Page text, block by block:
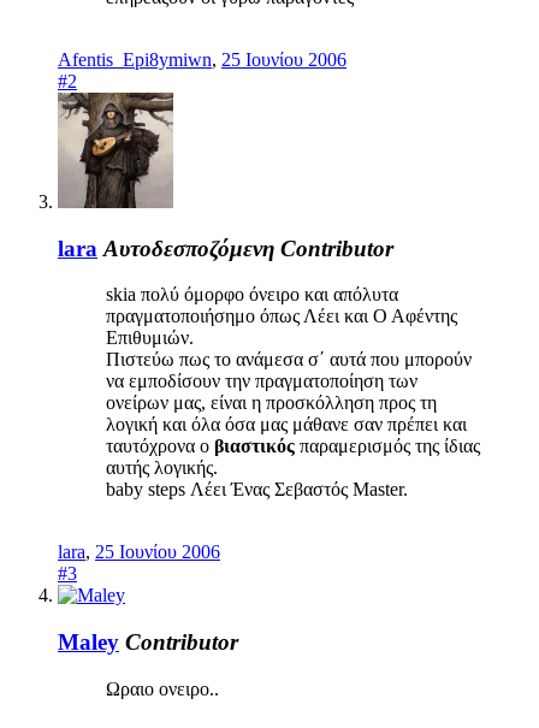
Afentis_Epi8ymiwn, 25 Ιουνίου 2006
#2
lara Αυτοδεσποζόμενη Contributor
skia πολύ όμορφο όνειρο και απόλυτα
πραγματοποιήσημο όπως Λέει και Ο Αφέντης
Επιθυμιών.
Πιστεύω πως το ανάμεσα σ΄ αυτά που μπορούν
να εμποδίσουν την πραγματοποίηση των
ονείρων μας, είναι η προσκόλληση προς τη
λογική και όλα όσα μας μάθανε σαν πρέπει και
ταυτόχρονα o βιαστικός παραμερισμός της ίδιας
αυτής λογικής.
baby steps Λέει Ένας Σεβαστός Master.
lara, 25 Ιουνίου 2006
#3
Maley Contributor
Ωραιο ονειρο..